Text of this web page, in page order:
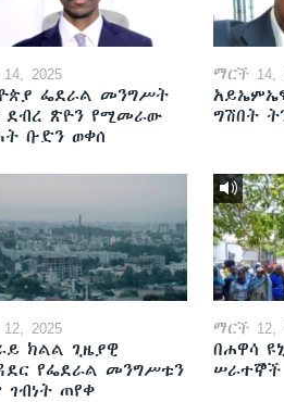
2025
ፌደራል መንግሥት
ደብረ ጽዮን የሚመራው
ቡድን ወቀሰ
ማርች 14,
ግሽበት
2025
ክልል ጊዜያዊ
የፌደራል መንግሥቱን
ጠየቀ
ማርች 12,
በሐዋሳ
ሠራተኞች